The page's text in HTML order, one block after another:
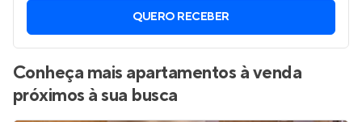
QUERO RECEBER
Conheça mais apartamentos à venda
próximos à sua busca